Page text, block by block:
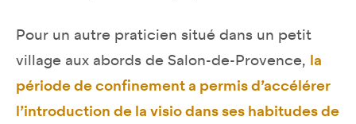
Pour un autre praticien situé dans un petit
village aux abords de Salon-de-Provence, la
période de confinement a permis d’accélérer
l’introduction de la visio dans ses habitudes de